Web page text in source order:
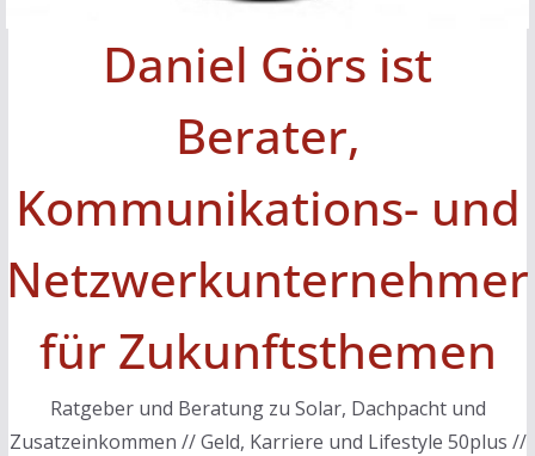
Daniel Görs ist
Berater,
Kommunikations- und
Netzwerkunternehmer
für Zukunftsthemen
Ratgeber und Beratung zu Solar, Dachpacht und
Zusatzeinkommen // Geld, Karriere und Lifestyle 50plus //